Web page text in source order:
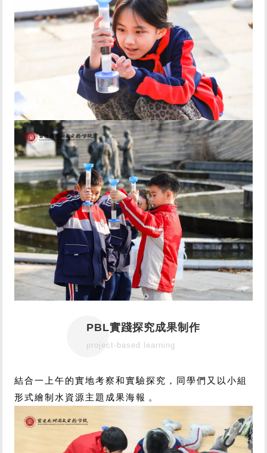
PBL實踐探究成果制作
project-based learning
結合一上午的實地考察和實驗探究，同學們又以小組
形式繪制水資源主題成果海報。